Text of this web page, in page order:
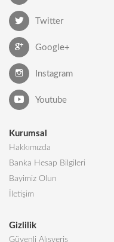
Twitter
Google+
Instagram
Youtube
Kurumsal
Hakkımızda
Banka Hesap Bilgileri
Bayimiz Olun
İletişim
Gizlilik
Güvenli Alışveriş